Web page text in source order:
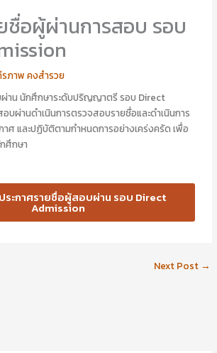
ชื่อผู้ผ่านการสอบ รอบ
ภาพ คงสำรวย
าน นักศึกษาระดับปริญญาตรี รอบ Direct
บผ่านดำเนินการตรวจสอบรายชื่อและดำเนินการ
าศ และปฏิบัติตามกำหนดการอย่างเคร่งครัด เพื่อ
ศึกษา
ระกาศรายชื่อผู้สอบผ่าน รอบ Direct
Admission
Next Post →
า
ว
ญ
า
ไ
ป
ย์
เ
า
ว
ย
ส
ร้
ศิ
ษ
ย์